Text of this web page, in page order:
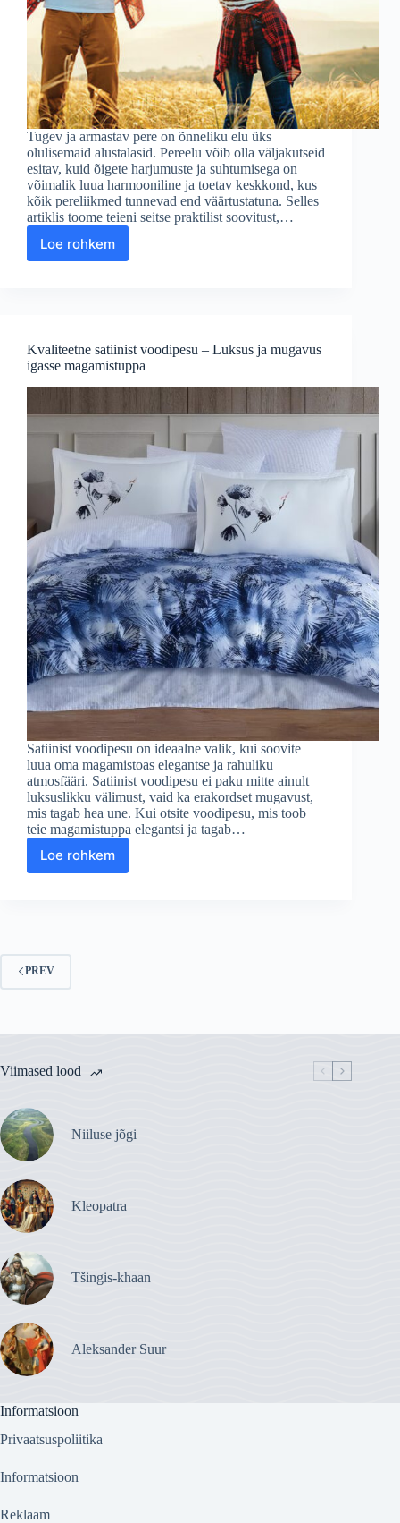
Tugev ja armastav pere on õnneliku elu üks
olulisemaid alustalasid. Pereelu võib olla väljakutseid
esitav, kuid õigete harjumuste ja suhtumisega on
võimalik luua harmooniline ja toetav keskkond, kus
kõik pereliikmed tunnevad end väärtustatuna. Selles
artiklis toome teieni seitse praktilist soovitust,…
Loe rohkem
Õnneliku
Kvaliteetne satiinist voodipesu – Luksus ja mugavus
igasse magamistuppa
Satiinist voodipesu on ideaalne valik, kui soovite
luua oma magamistoas elegantse ja rahuliku
atmosfääri. Satiinist voodipesu ei paku mitte ainult
luksuslikku välimust, vaid ka erakordset mugavust,
mis tagab hea une. Kui otsite voodipesu, mis toob
teie magamistuppa elegantsi ja tagab…
Loe rohkem
Kvaliteetne
satiinist
PREV
Viimased lood
Niiluse jõgi
Kleopatra
Tšingis-khaan
Aleksander Suur
Informatsioon
Privaatsuspoliitika
Informatsioon
Reklaam